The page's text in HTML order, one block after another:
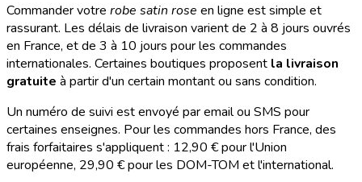
Commander votre robe satin rose en ligne est simple et
rassurant. Les délais de livraison varient de 2 à 8 jours ouvrés
en France, et de 3 à 10 jours pour les commandes
internationales. Certaines boutiques proposent la livraison
gratuite à partir d'un certain montant ou sans condition.
Un numéro de suivi est envoyé par email ou SMS pour
certaines enseignes. Pour les commandes hors France, des
frais forfaitaires s'appliquent : 12,90 € pour l'Union
européenne, 29,90 € pour les DOM-TOM et l'international.